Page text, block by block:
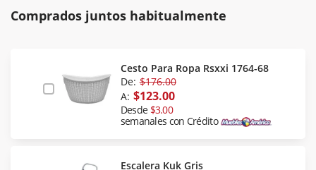
Comprados juntos habitualmente
Cesto Para Ropa Rsxxi 1764-68
De: $176.00
A: $123.00
Desde $3.00
semanales con Crédito
Escalera Kuk Gris